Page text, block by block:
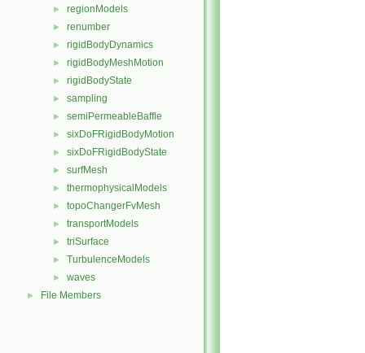
► regionModels
► renumber
► rigidBodyDynamics
► rigidBodyMeshMotion
► rigidBodyState
► sampling
► semiPermeableBaffle
► sixDoFRigidBodyMotion
► sixDoFRigidBodyState
► surfMesh
► thermophysicalModels
► topoChangerFvMesh
► transportModels
► triSurface
► TurbulenceModels
► waves
► File Members